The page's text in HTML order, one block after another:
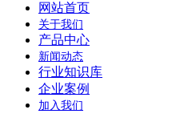
网站首页
关于我们
产品中心
新闻动态
行业知识库
企业案例
加入我们